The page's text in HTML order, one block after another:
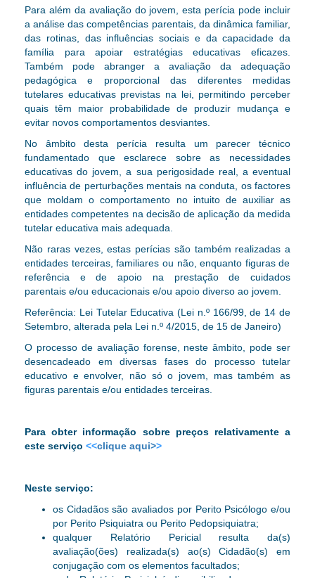
Para além da avaliação do jovem, esta perícia pode incluir
a análise das competências parentais, da dinâmica familiar,
das rotinas, das influências sociais e da capacidade da
família para apoiar estratégias educativas eficazes.
Também pode abranger a avaliação da adequação
pedagógica e proporcional das diferentes medidas
tutelares educativas previstas na lei, permitindo perceber
quais têm maior probabilidade de produzir mudança e
evitar novos comportamentos desviantes.
No âmbito desta perícia resulta um parecer técnico
fundamentado que esclarece sobre as necessidades
educativas do jovem, a sua perigosidade real, a eventual
influência de perturbações mentais na conduta, os factores
que moldam o comportamento no intuito de auxiliar as
entidades competentes na decisão de aplicação da medida
tutelar educativa mais adequada.
Não raras vezes, estas perícias são também realizadas a
entidades terceiras, familiares ou não, enquanto figuras de
referência e de apoio na prestação de cuidados
parentais e/ou educacionais e/ou apoio diverso ao jovem.
Referência: Lei Tutelar Educativa (Lei n.º 166/99, de 14 de
Setembro, alterada pela Lei n.º 4/2015, de 15 de Janeiro)
O processo de avaliação forense, neste âmbito, pode ser
desencadeado em diversas fases do processo tutelar
educativo e envolver, não só o jovem, mas também as
figuras parentais e/ou entidades terceiras.
Para obter informação sobre preços relativamente a
este serviço <<clique aqui>>
Neste serviço:
os Cidadãos são avaliados por Perito Psicólogo e/ou
por Perito Psiquiatra ou Perito Pedopsiquiatra;
qualquer Relatório Pericial resulta da(s)
avaliação(ões) realizada(s) ao(s) Cidadão(s) em
conjugação com os elementos facultados;